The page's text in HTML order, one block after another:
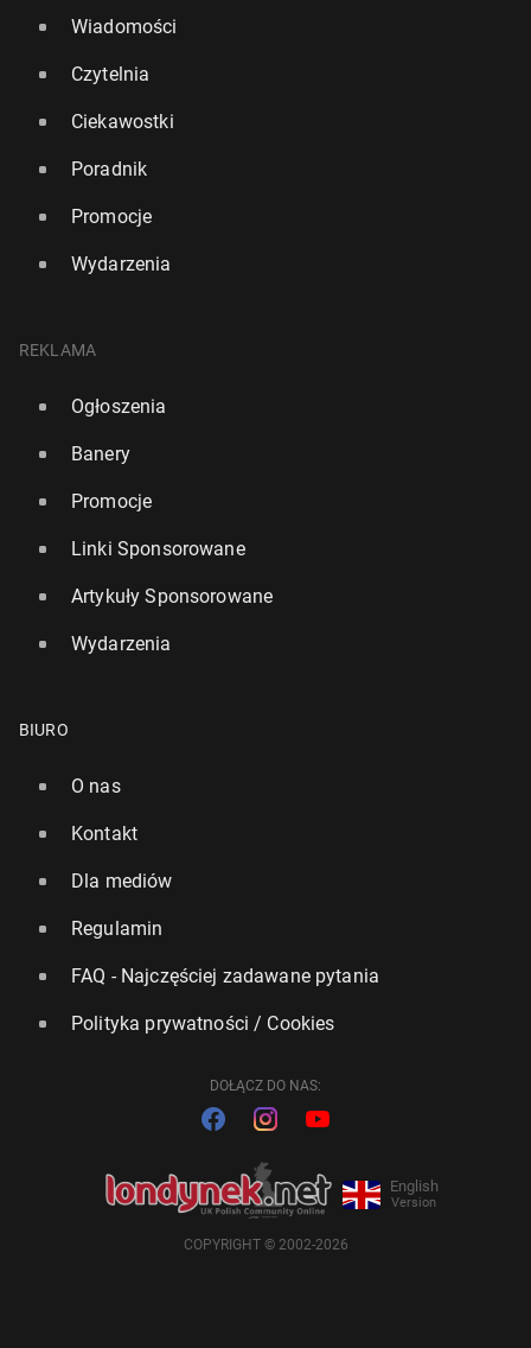
Wiadomości
Czytelnia
Ciekawostki
Poradnik
Promocje
Wydarzenia
REKLAMA
Ogłoszenia
Banery
Promocje
Linki Sponsorowane
Artykuły Sponsorowane
Wydarzenia
BIURO
O nas
Kontakt
Dla mediów
Regulamin
FAQ - Najczęściej zadawane pytania
Polityka prywatności / Cookies
DOŁĄCZ DO NAS:
English
Version
COPYRIGHT © 2002-2026